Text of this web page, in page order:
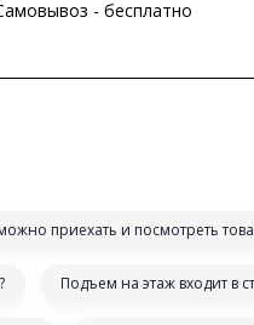
- бесплатно
приехать и посмотреть
Подъем на этаж входит в